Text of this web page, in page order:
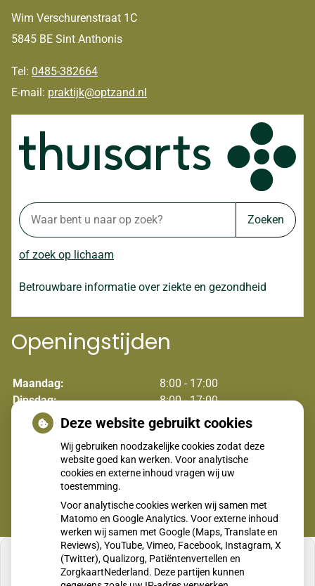
Wim Verschurenstraat 1C
5845 BE Sint Anthonis
Tel: 0485-382664
E-mail: praktijk@optzand.nl
Zoeken
of zoek op lichaam
Betrouwbare informatie over ziekte en gezondheid
Openingstijden
Maandag:
8:00 - 17:00
Dinsdag:
8:00 - 17:00
Woensdag:
8:00 - 17:00
Donderdag:
8:00 - 17:00
Deze website gebruikt cookies
Wij gebruiken noodzakelijke cookies zodat deze
website goed kan werken. Voor analytische
cookies en externe inhoud vragen wij uw
toestemming.
Voor analytische cookies werken wij samen met
Matomo en Google Analytics. Voor externe inhoud
werken wij samen met Google (Maps, Translate en
Reviews), YouTube, Vimeo, Facebook, Instagram, X
(Twitter), Qualizorg, Patiëntenvertellen en
ZorgkaartNederland. Deze partijen kunnen